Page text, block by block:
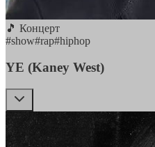
🎵 Концерт
#show#rap#hiphop
YE (Kaney West)